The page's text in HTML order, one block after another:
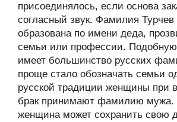
присоединялось, если основа
согласный звук. Фамилия
образована по имени деда,
семьи или профессии.
имеет большинство русских
проще стало обозначать семьи
русской традиции женщины при
брак принимают фамилию мужа.
женщина может сохранить свою